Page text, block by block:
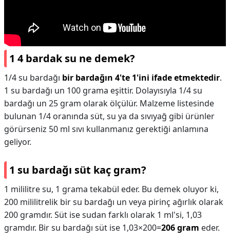
1 4 bardak su ne demek?
1/4 su bardağı bir bardağın 4'te 1'ini ifade etmektedir.
1 su bardağı un 100 grama eşittir. Dolayısıyla 1/4 su
bardağı un 25 gram olarak ölçülür. Malzeme listesinde
bulunan 1/4 oranında süt, su ya da sıvıyağ gibi ürünler
görürseniz 50 ml sıvı kullanmanız gerektiği anlamına
geliyor.
1 su bardağı süt kaç gram?
1 mililitre su, 1 grama tekabül eder. Bu demek oluyor ki,
200 mililitrelik bir su bardağı un veya pirinç ağırlık olarak
200 gramdır. Süt ise sudan farklı olarak 1 ml'si, 1,03
gramdır. Bir su bardağı süt ise 1,03×200=206 gram eder.